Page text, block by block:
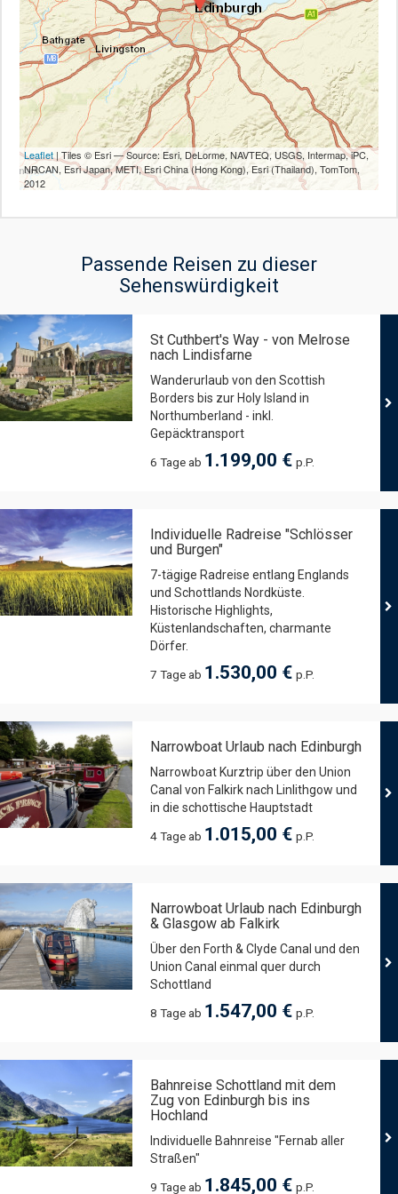
Leaflet | Tiles © Esri — Source: Esri, DeLorme, NAVTEQ, USGS, Intermap, iPC,
NRCAN, Esri Japan, METI, Esri China (Hong Kong), Esri (Thailand), TomTom,
2012
Passende Reisen zu dieser
Sehenswürdigkeit
St Cuthbert's Way - von Melrose
nach Lindisfarne
Wanderurlaub von den Scottish
Borders bis zur Holy Island in
Northumberland - inkl.
Gepäcktransport
6 Tage ab 1.199,00 € p.P.
Individuelle Radreise "Schlösser
und Burgen"
7-tägige Radreise entlang Englands
und Schottlands Nordküste.
Historische Highlights,
Küstenlandschaften, charmante
Dörfer.
7 Tage ab 1.530,00 € p.P.
Narrowboat Urlaub nach Edinburgh
Narrowboat Kurztrip über den Union
Canal von Falkirk nach Linlithgow und
in die schottische Hauptstadt
4 Tage ab 1.015,00 € p.P.
Narrowboat Urlaub nach Edinburgh
& Glasgow ab Falkirk
Über den Forth & Clyde Canal und den
Union Canal einmal quer durch
Schottland
8 Tage ab 1.547,00 € p.P.
Bahnreise Schottland mit dem
Zug von Edinburgh bis ins
Hochland
Individuelle Bahnreise "Fernab aller
Straßen"
9 Tage ab 1.845,00 € p.P.